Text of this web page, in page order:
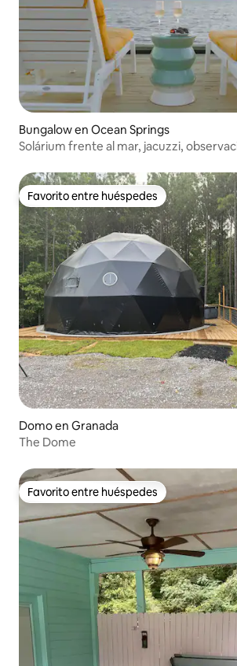
Bungalow en Ocean Springs
Solárium frente al mar, jacuzzi,
Favorito entre huéspedes
Favorito entre huéspedes
Domo en Granada
The Dome
Favorito entre huéspedes
Favorito entre huéspedes